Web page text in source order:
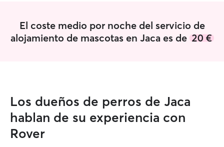
El coste medio por noche del servicio de
alojamiento de mascotas en Jaca es de 20 €
Los dueños de perros de Jaca
hablan de su experiencia con
Rover